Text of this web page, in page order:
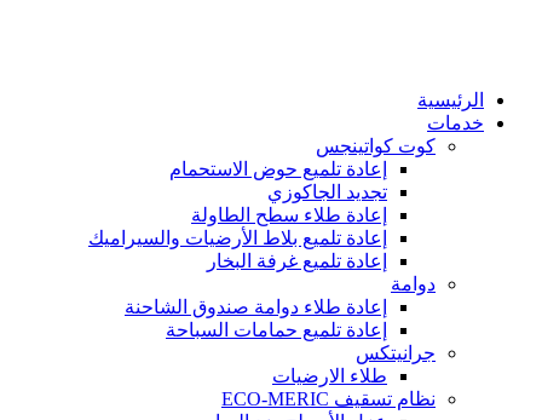
الرئيسية
خدمات
كوت كواتينجس
إعادة تلميع حوض الاستحمام
تجديد الجاكوزي
إعادة طلاء سطح الطاولة
إعادة تلميع بلاط الأرضيات والسيراميك
إعادة تلميع غرفة البخار
دوامة
إعادة طلاء دوامة صندوق الشاحنة
إعادة تلميع حمامات السباحة
جرانيتكس
طلاء الارضيات
نظام تسقيف ECO-MERIC